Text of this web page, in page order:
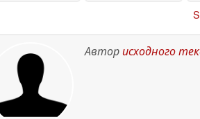
15 June 2026
Авторисходного